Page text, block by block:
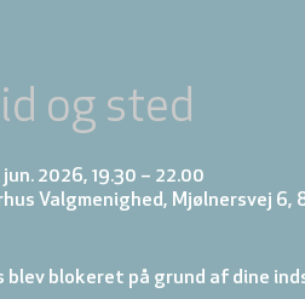
og sted
jun. 2026, 19.30 – 22.00
Valgmenighed, Mjølnersvej 6,
blev blokeret på grund af dine